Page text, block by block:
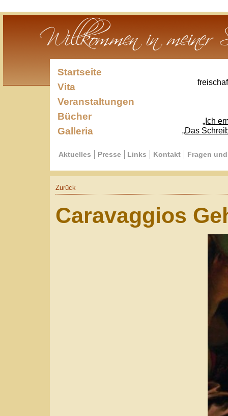
Vita
Veranstaltungen
Bücher
Galleria
Aktuelles Presse Fragen und
Caravaggios